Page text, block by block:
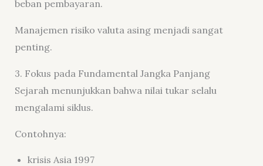
beban pembayaran.
Manajemen risiko valuta asing menjadi sangat
penting.
3. Fokus pada Fundamental Jangka Panjang
Sejarah menunjukkan bahwa nilai tukar selalu
mengalami siklus.
Contohnya:
krisis Asia 1997